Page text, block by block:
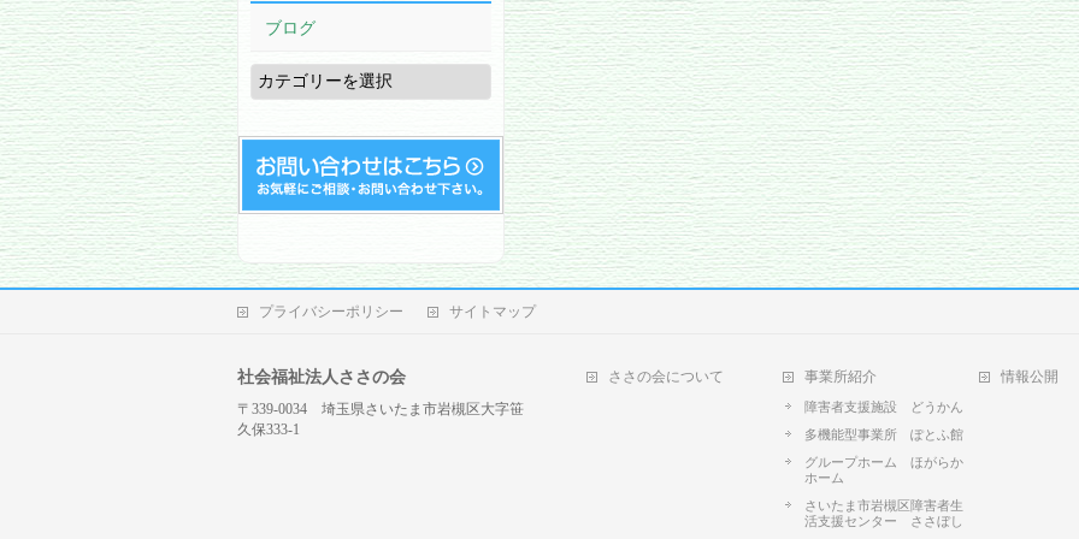
ブログ
ブ
ロ
グ
プライバシーポリシー サイトマップ
社会福祉法人ささの会
〒339-0034 埼玉県さいたま市岩槻区大字笹
久保333-1
ささの会について 事業所紹介
障害者支援施設 どうかん
多機能型事業所 ぽとふ館
グループホーム ほがらか
ホーム
さいたま市岩槻区障害者生
活支援センター ささぼし
情報公開